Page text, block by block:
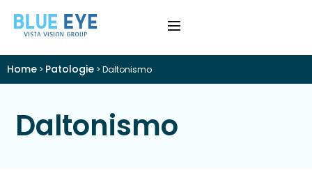
Home > Patologie > Daltonismo
Daltonismo
Difetti Visivi ›
Cataratta